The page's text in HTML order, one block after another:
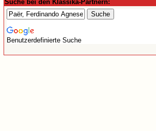
Suche bei den Klassika-Partnern:
Benutzerdefinierte Suche